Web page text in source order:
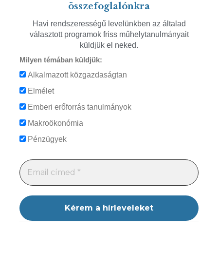
összefoglalónkra
Havi rendszerességű levelünkben az általad
választott programok friss műhelytanulmányait
küldjük el neked.
Milyen témában küldjük:
Alkalmazott közgazdaságtan
Elmélet
Emberi erőforrás tanulmányok
Makroökonómia
Pénzügyek